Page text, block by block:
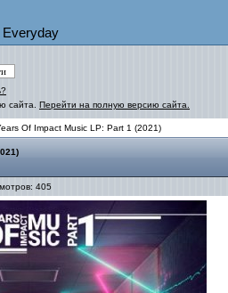
сайта. Перейти на полную версию сайта.
Of Impact Music LP: Part 1 (2021)
405